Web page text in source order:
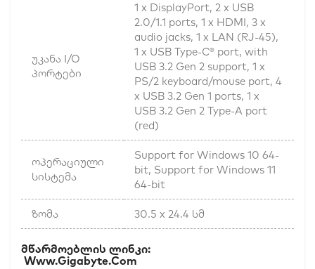
უკანა I/O
პორტები
1 x DisplayPort, 2 x USB
2.0/1.1 ports, 1 x HDMI, 3 x
audio jacks, 1 x LAN (RJ-45),
1 x USB Type-C® port, with
USB 3.2 Gen 2 support, 1 x
PS/2 keyboard/mouse port, 4
x USB 3.2 Gen 1 ports, 1 x
USB 3.2 Gen 2 Type-A port
(red)
ოპერაციული
სისტემა
Support for Windows 10 64-
bit, Support for Windows 11
64-bit
ზომა 30.5 x 24.4 სმ
Მწარმოებლის Ლინკი:
Www.gigabyte.com